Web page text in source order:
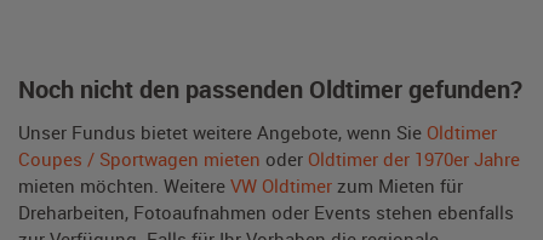
Noch nicht den passenden Oldtimer gefunden?
Unser Fundus bietet weitere Angebote, wenn Sie Oldtimer
Coupes / Sportwagen mieten oder Oldtimer der 1970er Jahre
mieten möchten. Weitere VW Oldtimer zum Mieten für
Dreharbeiten, Fotoaufnahmen oder Events stehen ebenfalls